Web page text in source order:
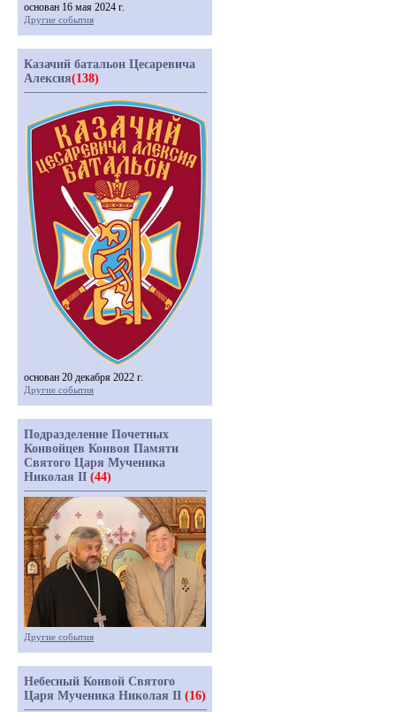
основан 16 мая 2024 г.
Другие события
Казачий батальон Цесаревича
Алексия(138)
основан 20 декабря 2022 г.
Другие события
Подразделение Почетных
Конвойцев Конвоя Памяти
Святого Царя Мученика
Николая II (44)
Другие события
Небесный Конвой Святого
Царя Мученика Николая II (16)